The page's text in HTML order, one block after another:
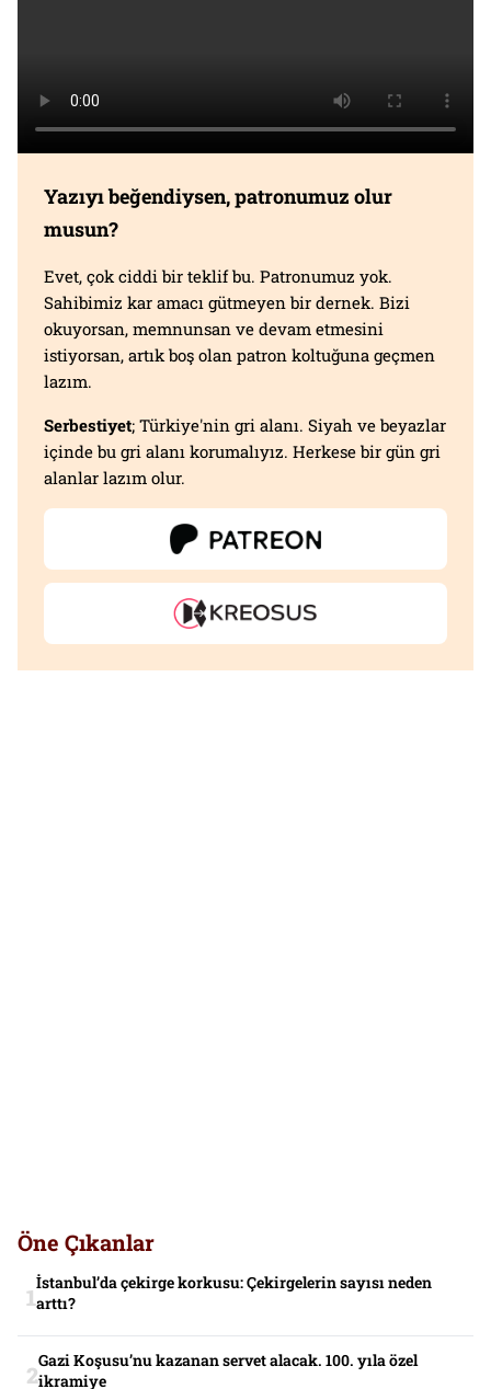
Yazıyı beğendiysen, patronumuz olur
musun?
Evet, çok ciddi bir teklif bu. Patronumuz yok.
Sahibimiz kar amacı gütmeyen bir dernek. Bizi
okuyorsan, memnunsan ve devam etmesini
istiyorsan, artık boş olan patron koltuğuna geçmen
lazım.
Serbestiyet; Türkiye'nin gri alanı. Siyah ve beyazlar
içinde bu gri alanı korumalıyız. Herkese bir gün gri
alanlar lazım olur.
Öne Çıkanlar
İstanbul’da çekirge korkusu: Çekirgelerin sayısı neden
arttı?
Gazi Koşusu’nu kazanan servet alacak. 100. yıla özel
ikramiye